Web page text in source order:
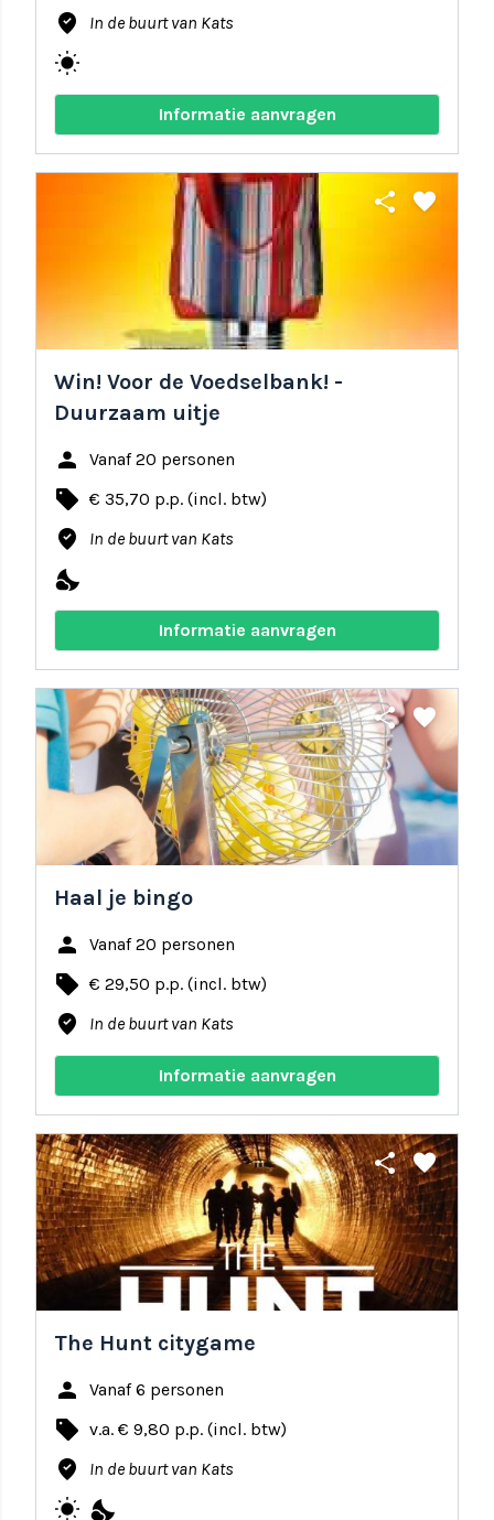
where_to_vote In de buurt van Kats
wb_sunny
Informatie aanvragen
share favorite
Win! Voor de Voedselbank! -
Duurzaam uitje
person Vanaf 20 personen
local_offer € 35,70 p.p. (incl. btw)
where_to_vote In de buurt van Kats
nights_stay
Informatie aanvragen
share favorite
Haal je bingo
person Vanaf 20 personen
local_offer € 29,50 p.p. (incl. btw)
where_to_vote In de buurt van Kats
Informatie aanvragen
share favorite
The Hunt citygame
person Vanaf 6 personen
local_offer v.a. € 9,80 p.p. (incl. btw)
where_to_vote In de buurt van Kats
wb_sunny nights_stay